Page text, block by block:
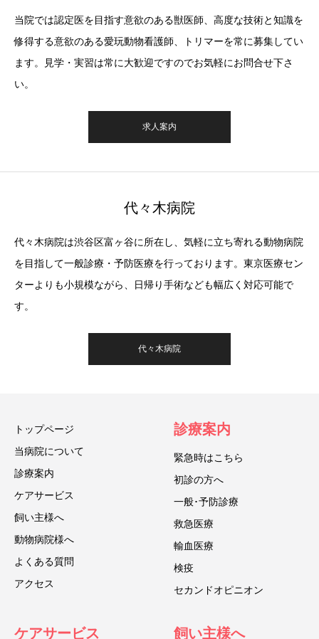
当院では認定医を目指す意欲のある獣医師、高度な技術と知識を
修得する意欲のある愛玩動物看護師、トリマーを常に募集してい
ます。見学・実習は常に大歓迎ですのでお気軽にお問合せ下さ
い。
求人案内
代々木病院
代々木病院は渋谷区富ヶ谷に所在し、気軽に立ち寄れる動物病院
を目指して一般診療・予防医療を行っております。東京医療セン
ターよりも小規模ながら、日帰り手術なども幅広く対応可能で
す。
代々木病院
トップページ
当病院について
診療案内
ケアサービス
飼い主様へ
動物病院様へ
よくある質問
アクセス
診療案内
緊急時はこちら
初診の方へ
一般･予防診療
救急医療
輸血医療
検疫
セカンドオピニオン
ケアサービス 飼い主様へ